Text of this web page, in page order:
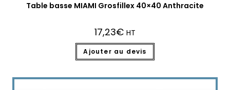
Table basse MIAMI Grosfillex 40×40 Anthracite
17,23€ HT
Ajouter au devis